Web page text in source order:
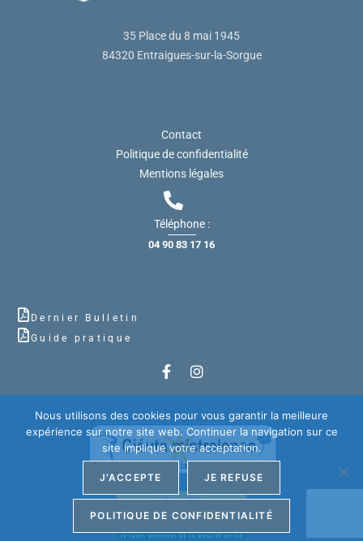
35 Place du 8 mai 1945
84320 Entraigues-sur-la-Sorgue
Contact
Politique de confidentialité
Mentions légales
Téléphone :
04 90 83 17 16
Dernier Bulletin
Guide pratique
Nous utilisons des cookies pour vous garantir la meilleure
expérience sur notre site web. Continuer la navigation sur ce
site implique votre acceptation.
J'ACCEPTE JE REFUSE
POLITIQUE DE CONFIDENTIALITÉ